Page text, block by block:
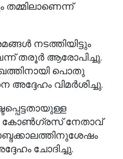
നടത്തിയിട്ടും
തരൂർ ആരോപിച്ചു.
പൊതു
അദ്ദേഹം വിമർശിച്ചു.
കോൺഗ്രസ് നേതാവ്
ചോദിച്ചു.